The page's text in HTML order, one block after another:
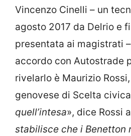
Vincenzo Cinelli – un
agosto 2017 da Delrio e
presentata ai magistrati
accordo con Autostrade
rivelarlo è Maurizio
genovese di Scelta
quell’intesa», dice Rossi
stabilisce che i Benetton